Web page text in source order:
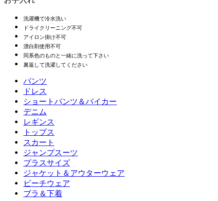
洗濯機で冷水洗い
ドライクリーニング不可
アイロン掛け不可
漂白剤使用不可
同系色のものと一緒に洗って下さい
裏返して洗濯してください
パンツ
パンツ
ジョガー
ワークパンツ
フローショートパンツ
ドレス
ドレス
スポーツドレス
マキシ＆ミディドレス
ミニドレス
ショートパンツ＆バイカー
ショートパンツ＆バイカー
バイカー
デニムショートパンツ
2.5インチショートパンツ
デニム
デニム
デニムレギンス
ワイドレッグジーンズ
デニムショートパンツ
デニムスカート
レギンス
レギンス
デニムレギンス
ヒップアップレギンス
ヨガレギンス
トップス
トップス
スポーツブラ
Tシャツ
スカート
スカート
アクティブスカート
ミニスカート
マキシ＆ミディスカート
ジャンプスーツ
ジャンプスーツ
オーバーオール
ロンパース
プラスサイズ
プラスサイズ
プラスサイズボトムス
プラスサイズトップス
ジャケット＆アウターウェア
ジャケット＆アウターウェア
ジャケット＆アウターウェア
ビーチウェア
ビーチウェア
ブラ＆下着